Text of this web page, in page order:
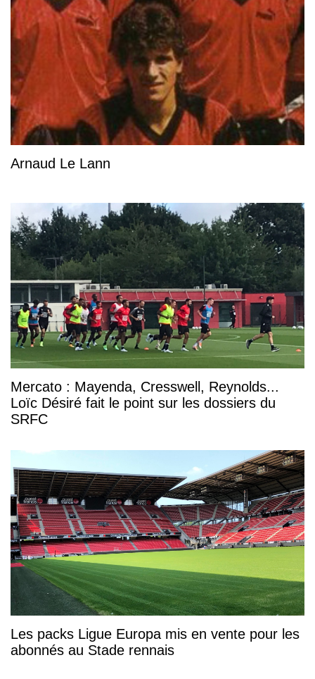
Arnaud Le Lann
Mercato : Mayenda, Cresswell, Reynolds...
Loïc Désiré fait le point sur les dossiers du
SRFC
Les packs Ligue Europa mis en vente pour les
abonnés au Stade rennais